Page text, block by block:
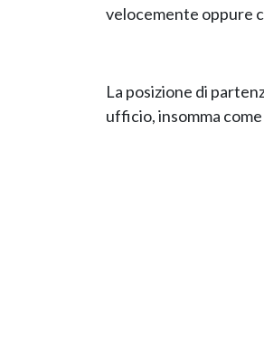
velocemente oppure
La posizione di
ufficio, insomma